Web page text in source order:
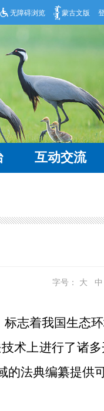
无障碍浏览 蒙古文版
互动交流
字号： 大 中
志着我国生态
术上进行了诸
法典编纂提供